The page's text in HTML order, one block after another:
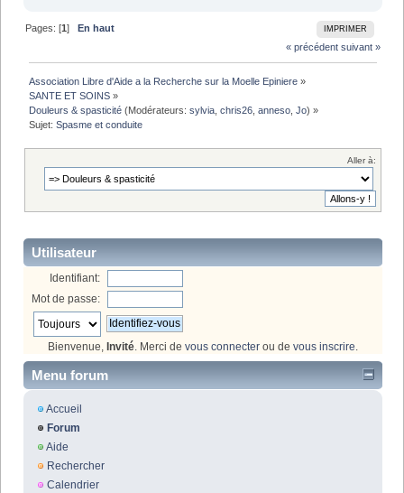
IMPRIMER
Pages: [1]En haut
« précédent suivant »
Association Libre d'Aide a la Recherche sur la Moelle Epiniere »
SANTE ET SOINS »
Douleurs & spasticité (Modérateurs:sylvia ,chris26 ,anneso ,Jo) »
Sujet:Spasme et conduite
Aller à:
Utilisateur
Identifiant:
Mot de passe:
Bienvenue, Invité . Merci de vous connecter ou de vous inscrire
Menu forum
Accueil
Forum
Aide
Rechercher
Calendrier